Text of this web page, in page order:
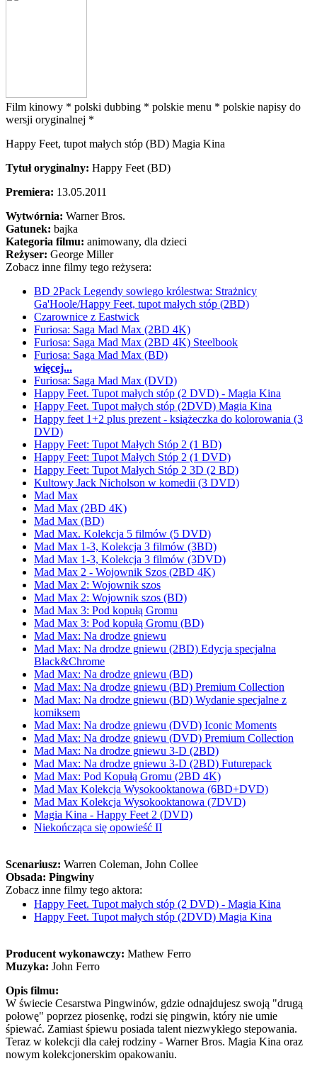
Film kinowy * polski dubbing * polskie menu * polskie napisy do
wersji oryginalnej *
Happy Feet, tupot małych stóp (BD) Magia Kina
Tytuł oryginalny: Happy Feet (BD)
Premiera: 13.05.2011
Wytwórnia: Warner Bros.
Gatunek: bajka
Kategoria filmu: animowany, dla dzieci
Reżyser: George Miller
Zobacz inne filmy tego reżysera:
BD 2Pack Legendy sowiego królestwa: Strażnicy
Ga'Hoole/Happy Feet, tupot małych stóp (2BD)
Czarownice z Eastwick
Furiosa: Saga Mad Max (2BD 4K)
Furiosa: Saga Mad Max (2BD 4K) Steelbook
Furiosa: Saga Mad Max (BD)
więcej...
Furiosa: Saga Mad Max (DVD)
Happy Feet. Tupot małych stóp (2 DVD) - Magia Kina
Happy Feet. Tupot małych stóp (2DVD) Magia Kina
Happy feet 1+2 plus prezent - książeczka do kolorowania (3
DVD)
Happy Feet: Tupot Małych Stóp 2 (1 BD)
Happy Feet: Tupot Małych Stóp 2 (1 DVD)
Happy Feet: Tupot Małych Stóp 2 3D (2 BD)
Kultowy Jack Nicholson w komedii (3 DVD)
Mad Max
Mad Max (2BD 4K)
Mad Max (BD)
Mad Max. Kolekcja 5 filmów (5 DVD)
Mad Max 1-3, Kolekcja 3 filmów (3BD)
Mad Max 1-3, Kolekcja 3 filmów (3DVD)
Mad Max 2 - Wojownik Szos (2BD 4K)
Mad Max 2: Wojownik szos
Mad Max 2: Wojownik szos (BD)
Mad Max 3: Pod kopułą Gromu
Mad Max 3: Pod kopułą Gromu (BD)
Mad Max: Na drodze gniewu
Mad Max: Na drodze gniewu (2BD) Edycja specjalna
Black&Chrome
Mad Max: Na drodze gniewu (BD)
Mad Max: Na drodze gniewu (BD) Premium Collection
Mad Max: Na drodze gniewu (BD) Wydanie specjalne z
komiksem
Mad Max: Na drodze gniewu (DVD) Iconic Moments
Mad Max: Na drodze gniewu (DVD) Premium Collection
Mad Max: Na drodze gniewu 3-D (2BD)
Mad Max: Na drodze gniewu 3-D (2BD) Futurepack
Mad Max: Pod Kopułą Gromu (2BD 4K)
Mad Max Kolekcja Wysokooktanowa (6BD+DVD)
Mad Max Kolekcja Wysokooktanowa (7DVD)
Magia Kina - Happy Feet 2 (DVD)
Niekończąca się opowieść II
Scenariusz: Warren Coleman, John Collee
Obsada: Pingwiny
Zobacz inne filmy tego aktora:
Happy Feet. Tupot małych stóp (2 DVD) - Magia Kina
Happy Feet. Tupot małych stóp (2DVD) Magia Kina
Producent wykonawczy: Mathew Ferro
Muzyka: John Ferro
Opis filmu:
W świecie Cesarstwa Pingwinów, gdzie odnajdujesz swoją "drugą
połowę" poprzez piosenkę, rodzi się pingwin, który nie umie
śpiewać. Zamiast śpiewu posiada talent niezwykłego stepowania.
Teraz w kolekcji dla całej rodziny - Warner Bros. Magia Kina oraz
nowym kolekcjonerskim opakowaniu.